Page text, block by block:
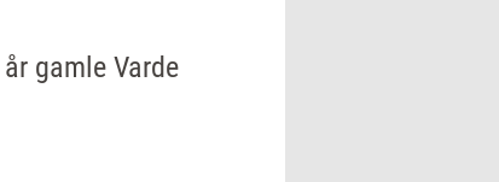
gamle Varde